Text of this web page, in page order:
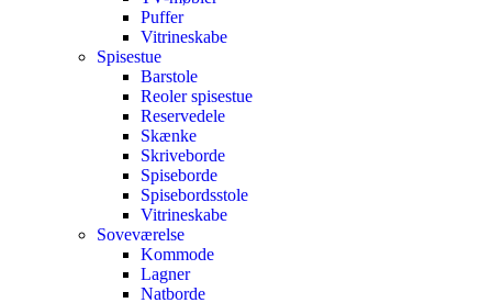
Puffer
Vitrineskabe
Spisestue
Barstole
Reoler spisestue
Reservedele
Skænke
Skriveborde
Spiseborde
Spisebordsstole
Vitrineskabe
Soveværelse
Kommode
Lagner
Natborde